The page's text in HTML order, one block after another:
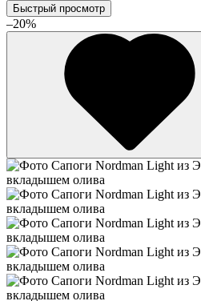
Быстрый просмотр
–20%